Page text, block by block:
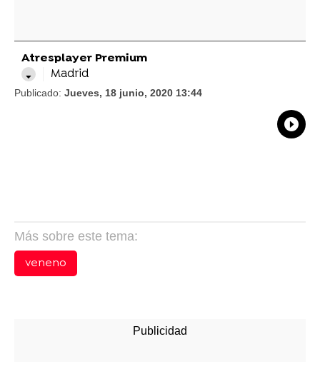
Atresplayer Premium
Madrid
Publicado: Jueves, 18 junio, 2020 13:44
Más sobre este tema:
veneno